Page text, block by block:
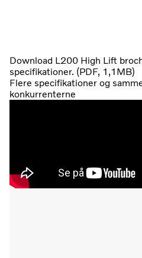
Download L200 High Lift
specifikationer. (PDF, 1,1MB)
Flere specifikationer og
konkurrenterne